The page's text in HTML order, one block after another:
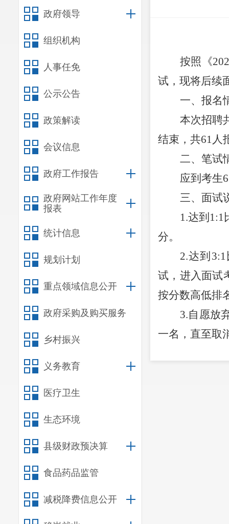
政府领导
组织机构
人事任免
公示公告
政策解读
会议信息
政府工作报告
政府网站工作年度
报表
统计信息
规划计划
重点领域信息公开
政府采购及购买服务
乡村振兴
义务教育
医疗卫生
生态环境
县级财政预决算
食品药品监管
减税降费信息公开
按照《
试，现将后续
一、报名
本次招聘
结束，共61人
二、笔试
应到考生
三、面试
1.达到 1:1
分。
2.达到 3:1
试，进入面试
按分数高低排
3.自愿放
一名，直至取